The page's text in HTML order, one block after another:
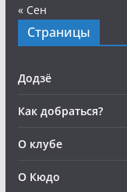
« Сен
Страницы
Додзё
Как добраться?
О клубе
О Кюдо